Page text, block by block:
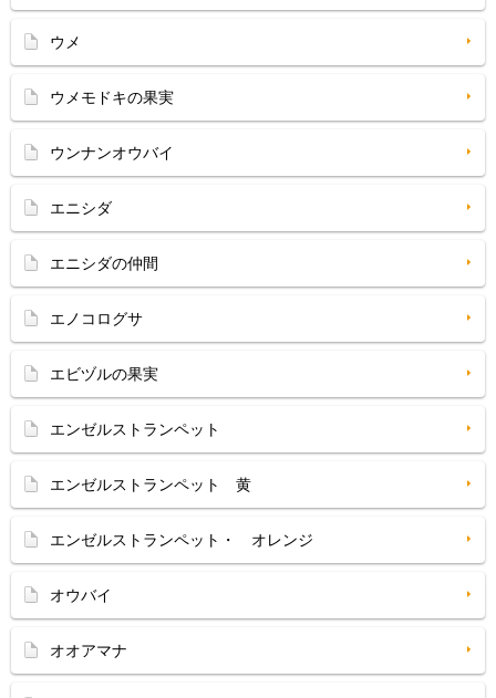
ウメ
ウメモドキの果実
ウンナンオウバイ
エニシダ
エニシダの仲間
エノコログサ
エビヅルの果実
エンゼルストランペット
エンゼルストランペット 黄
エンゼルストランペット・ オレンジ
オウバイ
オオアマナ